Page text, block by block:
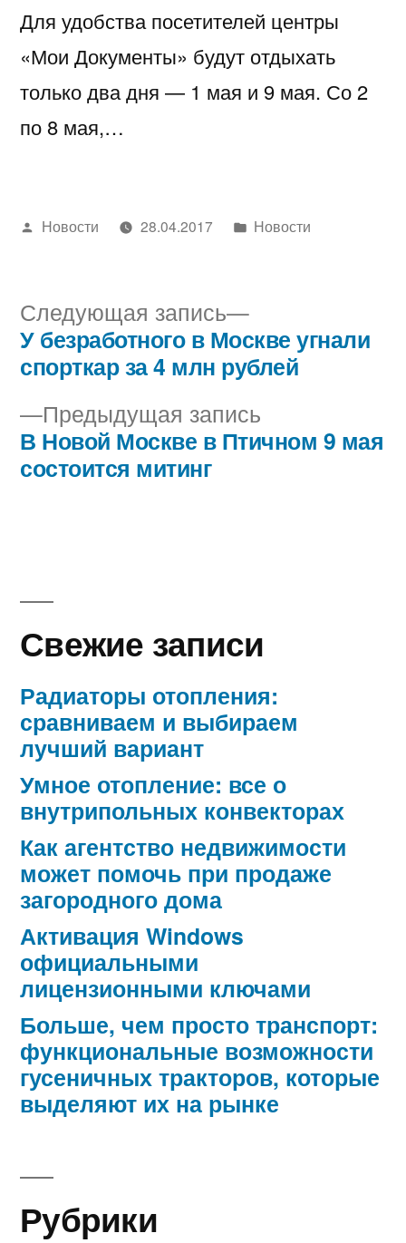
Для удобства посетителей центры
«Мои Документы» будут отдыхать
только два дня — 1 мая и 9 мая. Со 2
по 8 мая,…
Написано
Новости 28.04.2017
Написано
Новости
Навигация
записям
Предыдущая запись
запись:
В Новой Москве в Птичном 9 мая
состоится митинг
Следующая запись
Следующая
запись:
У безработного в Москве угнали
спорткар за 4 млн рублей
Свежие записи
Радиаторы отопления:
сравниваем и выбираем
лучший вариант
Умное отопление: все о
внутрипольных конвекторах
Как агентство недвижимости
может помочь при продаже
загородного дома
Активация Windows
официальными
лицензионными ключами
Больше, чем просто транспорт:
функциональные возможности
гусеничных тракторов, которые
выделяют их на рынке
Рубрики